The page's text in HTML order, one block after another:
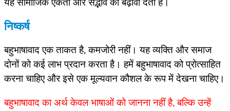
यह सामाजिक एकता और सद्भाव को बढ़ावा देता है।
निष्कर्ष
बहुभाषावाद एक ताकत है, कमजोरी नहीं। यह व्यक्ति और समाज
दोनों को कई लाभ प्रदान करता है। हमें बहुभाषावाद को प्रोत्साहित
करना चाहिए और इसे एक मूल्यवान कौशल के रूप में देखना चाहिए।
बहुभाषावाद का अर्थ केवल भाषाओं को जानना नहीं है, बल्कि उन्हें